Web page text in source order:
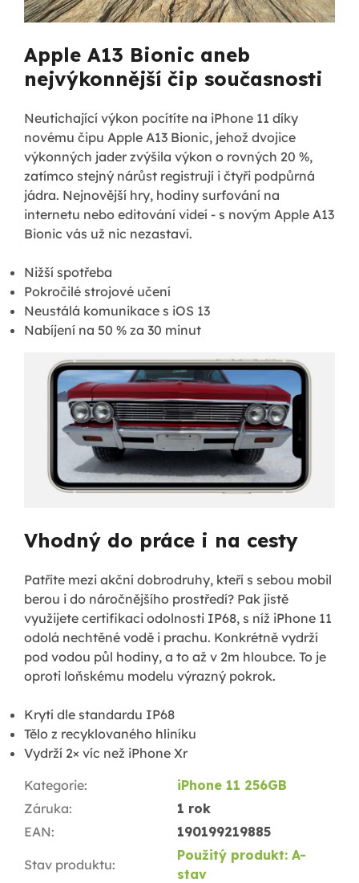
Apple A13 Bionic aneb
nejvýkonnější čip současnosti
Neutichající výkon pocítíte na iPhone 11 díky
novému čipu Apple A13 Bionic, jehož dvojice
výkonných jader zvýšila výkon o rovných 20 %,
zatímco stejný nárůst registrují i čtyři podpůrná
jádra. Nejnovější hry, hodiny surfování na
internetu nebo editování videí - s novým Apple A13
Bionic vás už nic nezastaví.
Nižší spotřeba
Pokročilé strojové učení
Neustálá komunikace s iOS 13
Nabíjení na 50 % za 30 minut
Vhodný do práce i na cesty
Patříte mezi akční dobrodruhy, kteří s sebou mobil
berou i do náročnějšího prostředí? Pak jistě
využijete certifikaci odolnosti IP68, s níž iPhone 11
odolá nechtěné vodě i prachu. Konkrétně vydrží
pod vodou půl hodiny, a to až v 2m hloubce. To je
oproti loňskému modelu výrazný pokrok.
Krytí dle standardu IP68
Tělo z recyklovaného hliníku
Vydrží 2× víc než iPhone Xr
Kategorie:
iPhone 11 256GB
Záruka:
1 rok
EAN: 190199219885
Stav produktu:
Použitý produkt: A-
stav